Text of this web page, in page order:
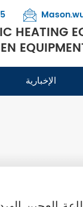
HEATING
الإخبارية